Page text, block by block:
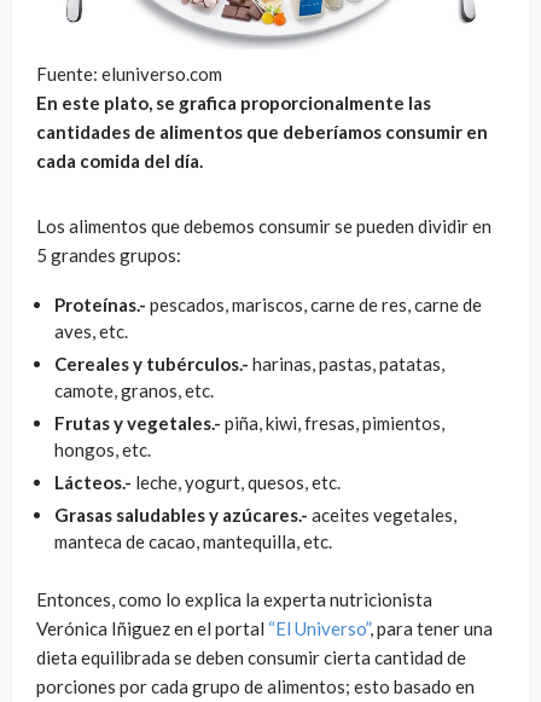
Fuente: eluniverso.com
En este plato, se grafica proporcionalmente las
cantidades de alimentos que deberíamos consumir en
cada comida del día.
Los alimentos que debemos consumir se pueden dividir en
5 grandes grupos:
Proteínas.- pescados, mariscos, carne de res, carne de
aves, etc.
Cereales y tubérculos.- harinas, pastas, patatas,
camote, granos, etc.
Frutas y vegetales.- piña, kiwi, fresas, pimientos,
hongos, etc.
Lácteos.- leche, yogurt, quesos, etc.
Grasas saludables y azúcares.- aceites vegetales,
manteca de cacao, mantequilla, etc.
Entonces, como lo explica la experta nutricionista
Verónica Iñiguez en el portal “El Universo”, para tener una
dieta equilibrada se deben consumir cierta cantidad de
porciones por cada grupo de alimentos; esto basado en